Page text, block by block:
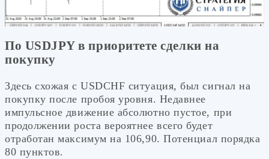
По USDJPY в приоритете сделки на
покупку
Здесь схожая с USDCHF ситуация, был сигнал на
покупку после пробоя уровня. Недавнее
импульсное движение абсолютно пустое, при
продолжении роста вероятнее всего будет
отработан максимум на 106,90. Потенциал порядка
80 пунктов.